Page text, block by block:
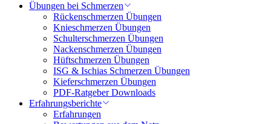
Übungen bei Schmerzen
Rückenschmerzen Übungen
Knieschmerzen Übungen
Schulterschmerzen Übungen
Nackenschmerzen Übungen
Hüftschmerzen Übungen
ISG & Ischias Schmerzen Übungen
Kieferschmerzen Übungen
PDF-Ratgeber Downloads
Erfahrungsberichte
Erfahrungen